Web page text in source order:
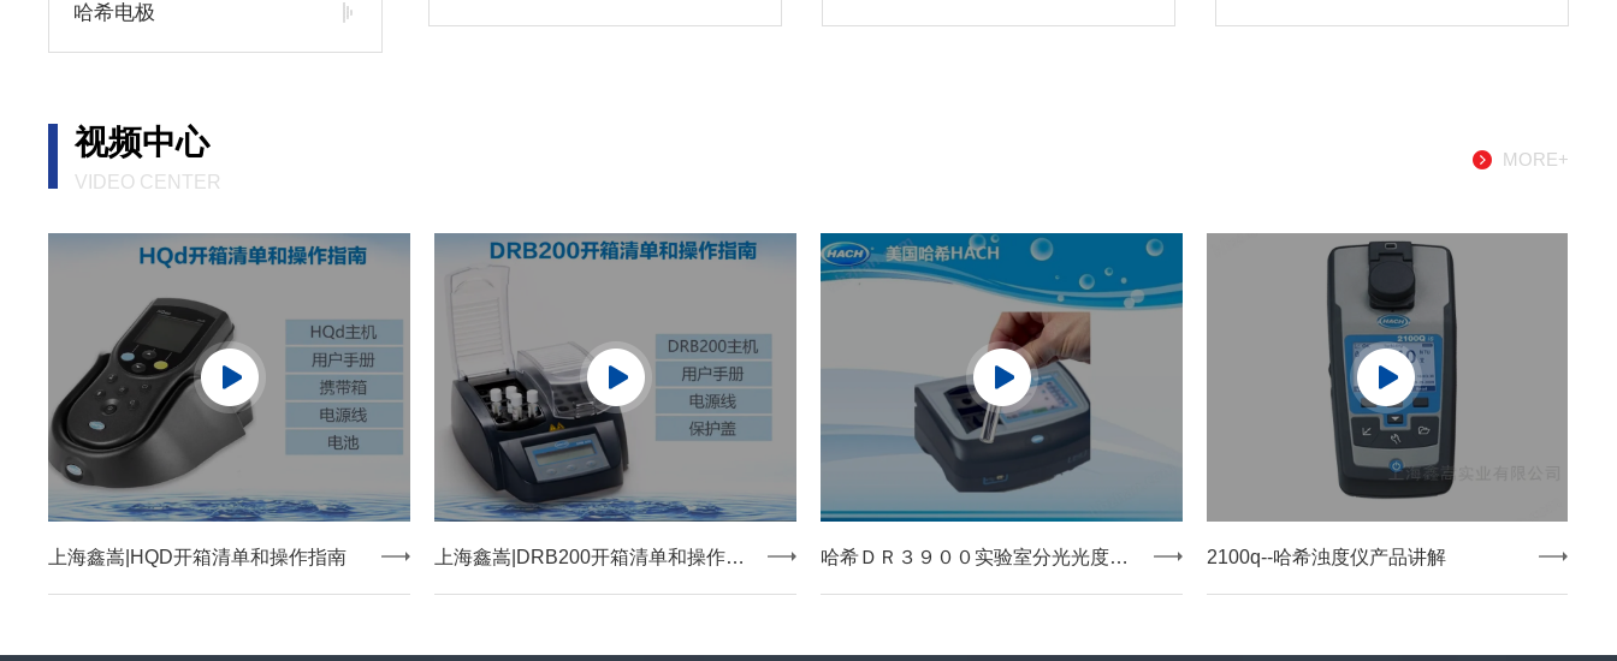
哈希电极
视频中心
VIDEO CENTER
MORE+
上海鑫嵩|HQD开箱清单和操作指南 上海鑫嵩|DRB200开箱清单和操作指南 哈希ＤＲ３９００实验室分光光度计开箱清单和操作指南 2100q--哈希浊度仪产品讲解